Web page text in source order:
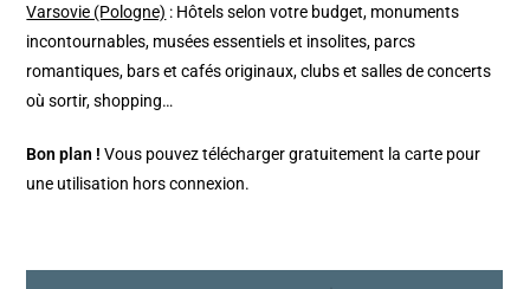
Varsovie (Pologne) : Hôtels selon votre budget, monuments
incontournables, musées essentiels et insolites, parcs
romantiques, bars et cafés originaux, clubs et salles de concerts
où sortir, shopping…
Bon plan !Vous pouvez télécharger gratuitement la carte pour
une utilisation hors connexion.